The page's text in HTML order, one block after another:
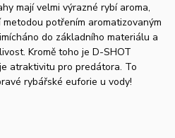
mají velmi výrazné rybí aroma,
potřením aromatizovaným
do základního materiálu a
Kromě toho je D-SHOT
atraktivitu pro predátora. To
rybářské euforie u vody!